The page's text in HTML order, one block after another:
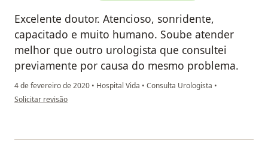
Excelente doutor. Atencioso, sonridente,
capacitado e muito humano. Soube atender
melhor que outro urologista que consultei
previamente por causa do mesmo problema.
4 de fevereiro de 2020 • Hospital Vida • Consulta Urologista •
na opinião do utilizador Gonzalo Abio
Solicitar revisão